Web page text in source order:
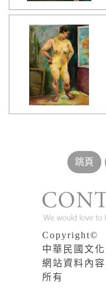
Copyright©
中華民國文
網站資料內
所有